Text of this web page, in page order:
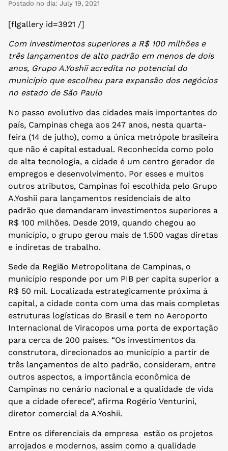
Postado no dia: July 19, 2021
[flgallery id=3921 /]
Com investimentos superiores a R$ 100 milhões e
três lançamentos de alto padrão em menos de dois
anos, Grupo A.Yoshii acredita no potencial do
município que escolheu para expansão dos negócios
no estado de São Paulo
No passo evolutivo das cidades mais importantes do
país, Campinas chega aos 247 anos, nesta quarta-
feira (14 de julho), como a única metrópole brasileira
que não é capital estadual. Reconhecida como polo
de alta tecnologia, a cidade é um centro gerador de
empregos e desenvolvimento. Por esses e muitos
outros atributos, Campinas foi escolhida pelo Grupo
A.Yoshii para lançamentos residenciais de alto
padrão que demandaram investimentos superiores a
R$ 100 milhões. Desde 2019, quando chegou ao
município, o grupo gerou mais de 1.500 vagas diretas
e indiretas de trabalho.
Sede da Região Metropolitana de Campinas, o
município responde por um PIB per capita superior a
R$ 50 mil. Localizada estrategicamente próxima à
capital, a cidade conta com uma das mais completas
estruturas logísticas do Brasil e tem no Aeroporto
Internacional de Viracopos uma porta de exportação
para cerca de 200 países. “Os investimentos da
construtora, direcionados ao município a partir de
três lançamentos de alto padrão, consideram, entre
outros aspectos, a importância econômica de
Campinas no cenário nacional e a qualidade de vida
que a cidade oferece”, afirma Rogério Venturini,
diretor comercial da A.Yoshii.
Entre os diferenciais da empresa estão os projetos
arrojados e modernos, assim como a qualidade